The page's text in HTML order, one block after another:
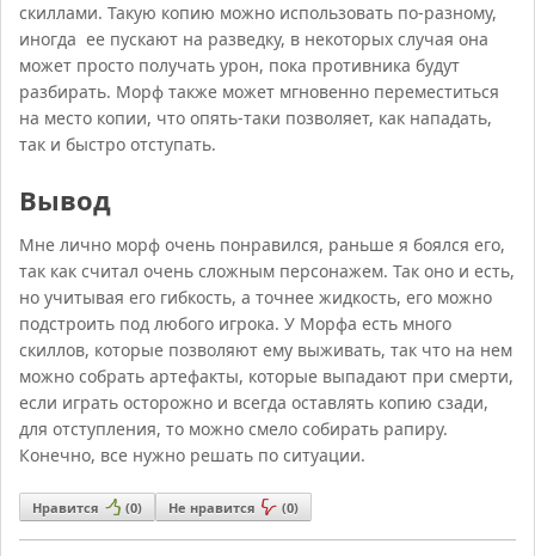
скиллами. Такую копию можно использовать по-разному,
иногда ее пускают на разведку, в некоторых случая она
может просто получать урон, пока противника будут
разбирать. Морф также может мгновенно переместиться
на место копии, что опять-таки позволяет, как нападать,
так и быстро отступать.
Вывод
Мне лично морф очень понравился, раньше я боялся его,
так как считал очень сложным персонажем. Так оно и есть,
но учитывая его гибкость, а точнее жидкость, его можно
подстроить под любого игрока. У Морфа есть много
скиллов, которые позволяют ему выживать, так что на нем
можно собрать артефакты, которые выпадают при смерти,
если играть осторожно и всегда оставлять копию сзади,
для отступления, то можно смело собирать рапиру.
Конечно, все нужно решать по ситуации.
Нравится (0) Не нравится (0)